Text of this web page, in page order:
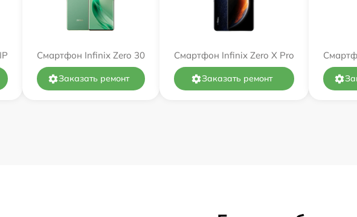
Смартфон Infinix Zero 30
Заказать ремонт
Смартфон Infinix Zero X Pro
Заказать ремонт